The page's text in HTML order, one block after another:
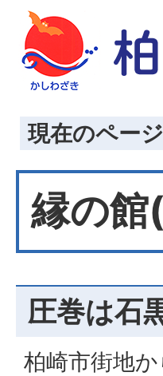
現在のページ
縁の館
圧巻は石
柏崎市街地